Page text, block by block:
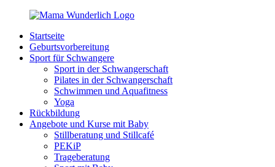
Zurück
Inhalt
MamaWunderlich.de
Mutti
sein
wunderbar!
Startseite
Geburtsvorbereitung
Sport für Schwangere
Sport in der Schwangerschaft
Pilates in der Schwangerschaft
Schwimmen und Aquafitness
Yoga
Rückbildung
Angebote und Kurse mit Baby
Stillberatung und Stillcafé
PEKiP
Trageberatung